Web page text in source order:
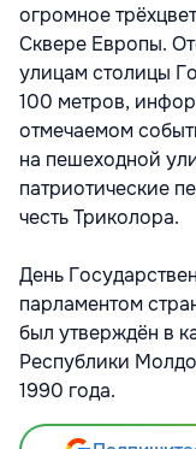
огромное
Сквере Европы.
улицам столицы
100 метров,
отмечаемом
на пешеходной
патриотические
честь Триколора.
День
парламентом
был утверждён в
Республики
1990 года.